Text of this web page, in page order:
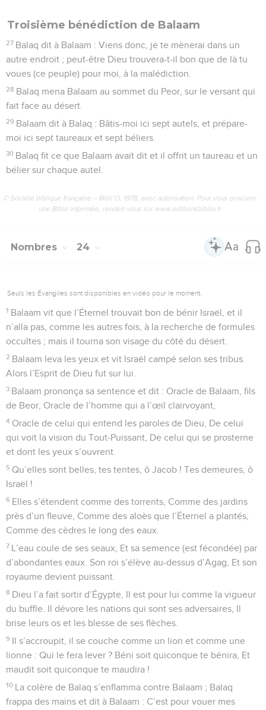
Troisième bénédiction de Balaam
27 Balaq dit à Balaam : Viens donc, je te mènerai dans un
autre endroit ; peut-être Dieu trouvera-t-il bon que de là tu
voues (ce peuple) pour moi, à la malédiction.
28 Balaq mena Balaam au sommet du Peor, sur le versant qui
fait face au désert.
29 Balaam dit à Balaq : Bâtis-moi ici sept autels, et prépare-
moi ici sept taureaux et sept béliers.
30 Balaq fit ce que Balaam avait dit et il offrit un taureau et un
bélier sur chaque autel.
© Société biblique française – Bibli’O, 1978, avec autorisation. Pour vous procurer
une Bible imprimée, rendez-vous sur www.editionsbiblio.fr
Nombres 24
Seuls les Évangiles sont disponibles en vidéo pour le moment.
1 Balaam vit que l’Éternel trouvait bon de bénir Israël, et il
n’alla pas, comme les autres fois, à la recherche de formules
occultes ; mais il tourna son visage du côté du désert.
2 Balaam leva les yeux et vit Israël campé selon ses tribus.
Alors l’Esprit de Dieu fut sur lui.
3 Balaam prononça sa sentence et dit : Oracle de Balaam, fils
de Beor, Oracle de l’homme qui a l’œil clairvoyant,
4 Oracle de celui qui entend les paroles de Dieu, De celui
qui voit la vision du Tout-Puissant, De celui qui se prosterne
et dont les yeux s’ouvrent.
5 Qu’elles sont belles, tes tentes, ô Jacob ! Tes demeures, ô
Israël !
6 Elles s’étendent comme des torrents, Comme des jardins
près d’un fleuve, Comme des aloès que l’Éternel a plantés,
Comme des cèdres le long des eaux.
7 L’eau coule de ses seaux, Et sa semence (est fécondée) par
d’abondantes eaux. Son roi s’élève au-dessus d’Agag, Et son
royaume devient puissant.
8 Dieu l’a fait sortir d’Égypte, Il est pour lui comme la vigueur
du buffle. Il dévore les nations qui sont ses adversaires, Il
brise leurs os et les blesse de ses flèches.
9 Il s’accroupit, il se couche comme un lion et comme une
lionne : Qui le fera lever ? Béni soit quiconque te bénira, Et
maudit soit quiconque te maudira !
10 La colère de Balaq s’enflamma contre Balaam ; Balaq
frappa des mains et dit à Balaam : C’est pour vouer mes